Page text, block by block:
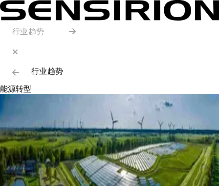
行业趋势
行业趋势
能源转型